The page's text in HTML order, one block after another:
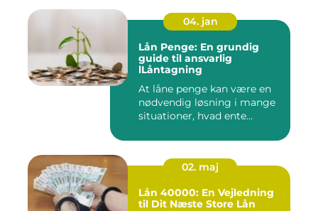
04. jan
Lån Penge: En grundig
guide til ansvarlig
lLåntagning
At låne penge kan være en
nødvendig løsning i mange
situationer, hvad ente...
02. maj
Lån 40000: En Vejledning
til Dit Næste Store Lån